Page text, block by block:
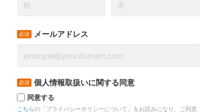
６．応募が来ない場合には・・・
ご入力後、株式会社アルバイトタイムスより、
資料ダウンロードURLを記載したメールを送付いたします。